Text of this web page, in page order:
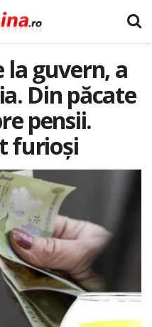
guvern, a
Din păcate
pensii.
furioși